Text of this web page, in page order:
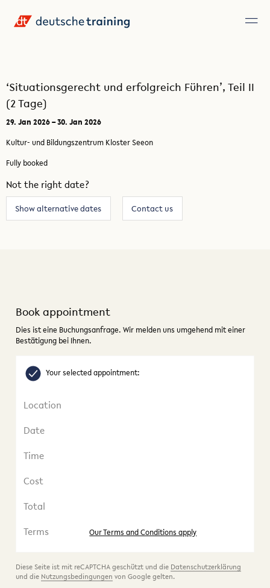
‘Situationsgerecht und erfolgreich Führen’, Teil II
(2 Tage)
29. Jan 2026 – 30. Jan 2026
Kultur- und Bildungszentrum Kloster Seeon
Fully booked
Not the right date?
Show alternative dates Contact us
Book appointment
Dies ist eine Buchungsanfrage. Wir melden uns umgehend mit einer
Bestätigung bei Ihnen.
Your selected appointment:
Location
Date
Time
Cost
Total
Terms
Our Terms and Conditions apply
Diese Seite ist mit reCAPTCHA geschützt und die Datenschutzerklärung
und die Nutzungsbedingungen von Google gelten.